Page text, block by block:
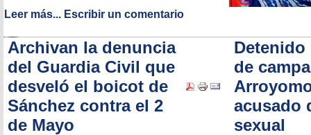
Leer más... Escribir un comentario
Archivan la denuncia
del Guardia Civil que
desveló el boicot de
Sánchez contra el 2
de Mayo
de
acusado
sexual